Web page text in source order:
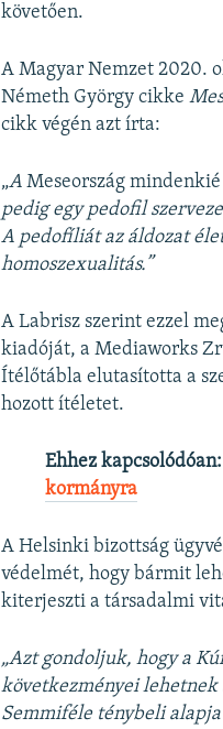
követően.
A Magyar Nemzet 2020.
Németh György cikke
cikk végén azt írta:
„AMeseország mindenkié
pedig egy pedofil
A pedofíliát az áldozat
homoszexua­litás.”
A Labrisz szerint ezzel
kiadóját, a Mediaworks
Ítélőtábla elutasította a
hozott ítéletet.
Ehhez
kormányra
A Helsinki bizottság
védelmét, hogy bármit
kiterjeszti a társadalmi
„Azt gondoljuk, hogy a
következményei lehetnek
Semmiféle ténybeli